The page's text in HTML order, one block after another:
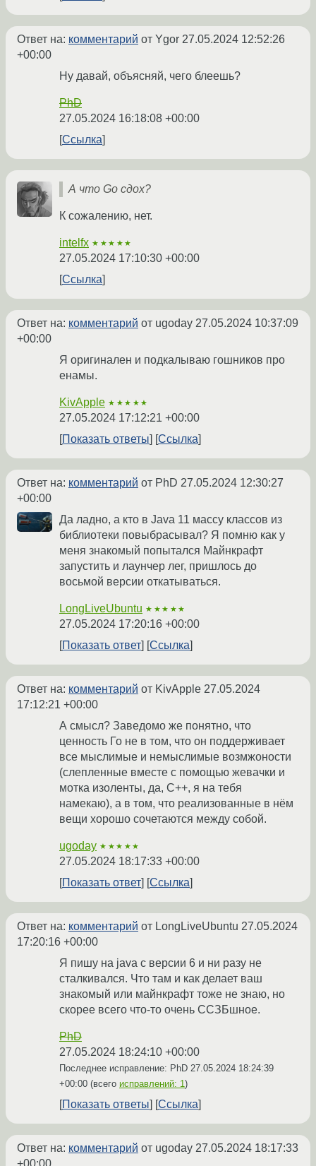
Ответ на: комментарий от Ygor 27.05.2024 12:52:26
+00:00
Ну давай, объясняй, чего блеешь?
PhD
27.05.2024 16:18:08 +00:00
Ссылка
А что Go сдох?
К сожалению, нет.
intelfx ★★★★★
27.05.2024 17:10:30 +00:00
Ссылка
Ответ на: комментарий от ugoday 27.05.2024 10:37:09
+00:00
Я оригинален и подкалываю гошников про
енамы.
KivApple ★★★★★
27.05.2024 17:12:21 +00:00
Показать ответы
Ссылка
Ответ на: комментарий от PhD 27.05.2024 12:30:27
+00:00
Да ладно, а кто в Java 11 массу классов из
библиотеки повыбрасывал? Я помню как у
меня знакомый попытался Майнкрафт
запустить и лаунчер лег, пришлось до
восьмой версии откатываться.
LongLiveUbuntu ★★★★★
27.05.2024 17:20:16 +00:00
Показать ответ
Ссылка
Ответ на: комментарий от KivApple 27.05.2024
17:12:21 +00:00
А смысл? Заведомо же понятно, что
ценность Го не в том, что он поддерживает
все мыслимые и немыслимые возмжоности
(слепленные вместе с помощью жевачки и
мотка изоленты, да, С++, я на тебя
намекаю), а в том, что реализованные в нём
вещи хорошо сочетаются между собой.
ugoday ★★★★★
27.05.2024 18:17:33 +00:00
Показать ответ
Ссылка
Ответ на: комментарий от LongLiveUbuntu 27.05.2024
17:20:16 +00:00
Я пишу на java с версии 6 и ни разу не
сталкивался. Что там и как делает ваш
знакомый или майнкрафт тоже не знаю, но
скорее всего что-то очень ССЗБшное.
PhD
27.05.2024 18:24:10 +00:00
Последнее исправление: PhD 27.05.2024 18:24:39
+00:00 (всего исправлений: 1 )
Показать ответы Ссылка
Ответ на: комментарий от ugoday 27.05.2024 18:17:33
+00:00